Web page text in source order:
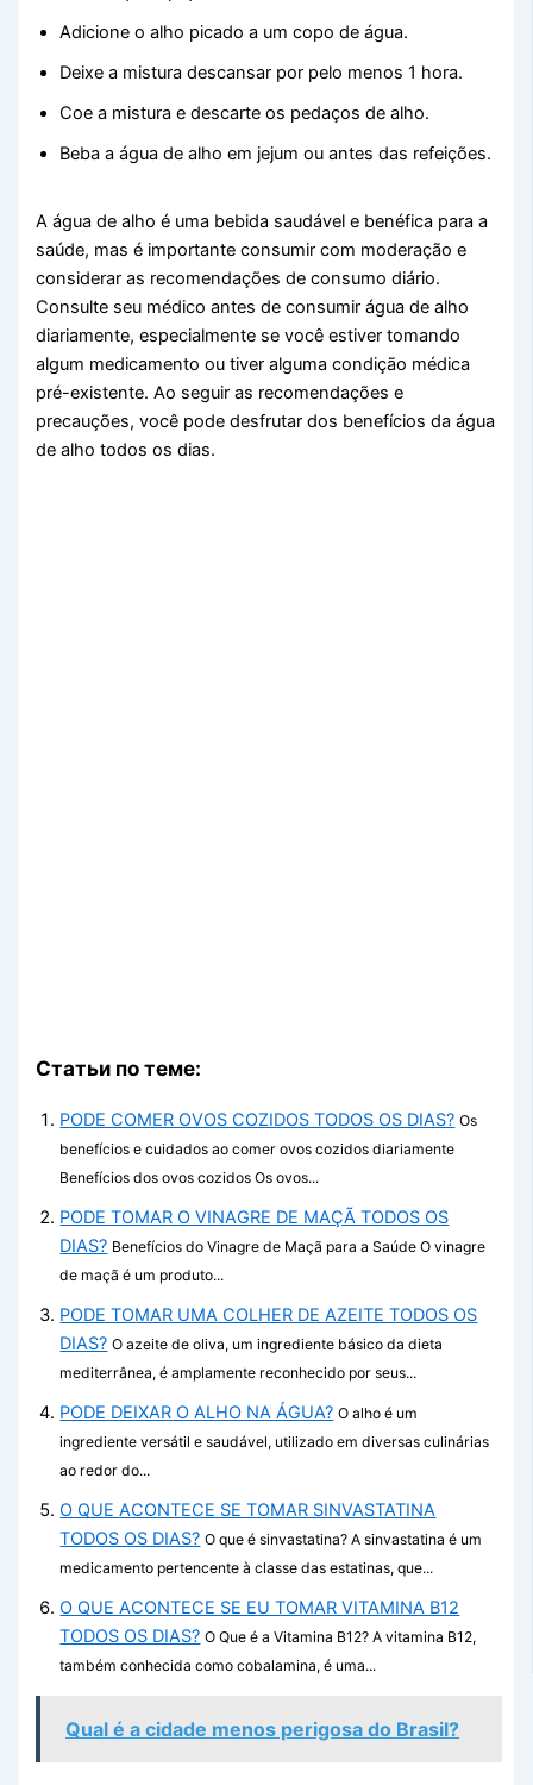
Adicione o alho picado a um copo de água.
Deixe a mistura descansar por pelo menos 1 hora.
Coe a mistura e descarte os pedaços de alho.
Beba a água de alho em jejum ou antes das refeições.
A água de alho é uma bebida saudável e benéfica para a
saúde, mas é importante consumir com moderação e
considerar as recomendações de consumo diário.
Consulte seu médico antes de consumir água de alho
diariamente, especialmente se você estiver tomando
algum medicamento ou tiver alguma condição médica
pré-existente. Ao seguir as recomendações e
precauções, você pode desfrutar dos benefícios da água
de alho todos os dias.
Статьи по теме:
PODE COMER OVOS COZIDOS TODOS OS DIAS? Os
benefícios e cuidados ao comer ovos cozidos diariamente
Benefícios dos ovos cozidos Os ovos...
PODE TOMAR O VINAGRE DE MAÇÃ TODOS OS
DIAS? Benefícios do Vinagre de Maçã para a Saúde O vinagre
de maçã é um produto...
PODE TOMAR UMA COLHER DE AZEITE TODOS OS
DIAS? O azeite de oliva, um ingrediente básico da dieta
mediterrânea, é amplamente reconhecido por seus...
PODE DEIXAR O ALHO NA ÁGUA? O alho é um
ingrediente versátil e saudável, utilizado em diversas culinárias
ao redor do...
O QUE ACONTECE SE TOMAR SINVASTATINA
TODOS OS DIAS? O que é sinvastatina? A sinvastatina é um
medicamento pertencente à classe das estatinas, que...
O QUE ACONTECE SE EU TOMAR VITAMINA B12
TODOS OS DIAS? O Que é a Vitamina B12? A vitamina B12,
também conhecida como cobalamina, é uma...
Qual é a cidade menos perigosa do Brasil?